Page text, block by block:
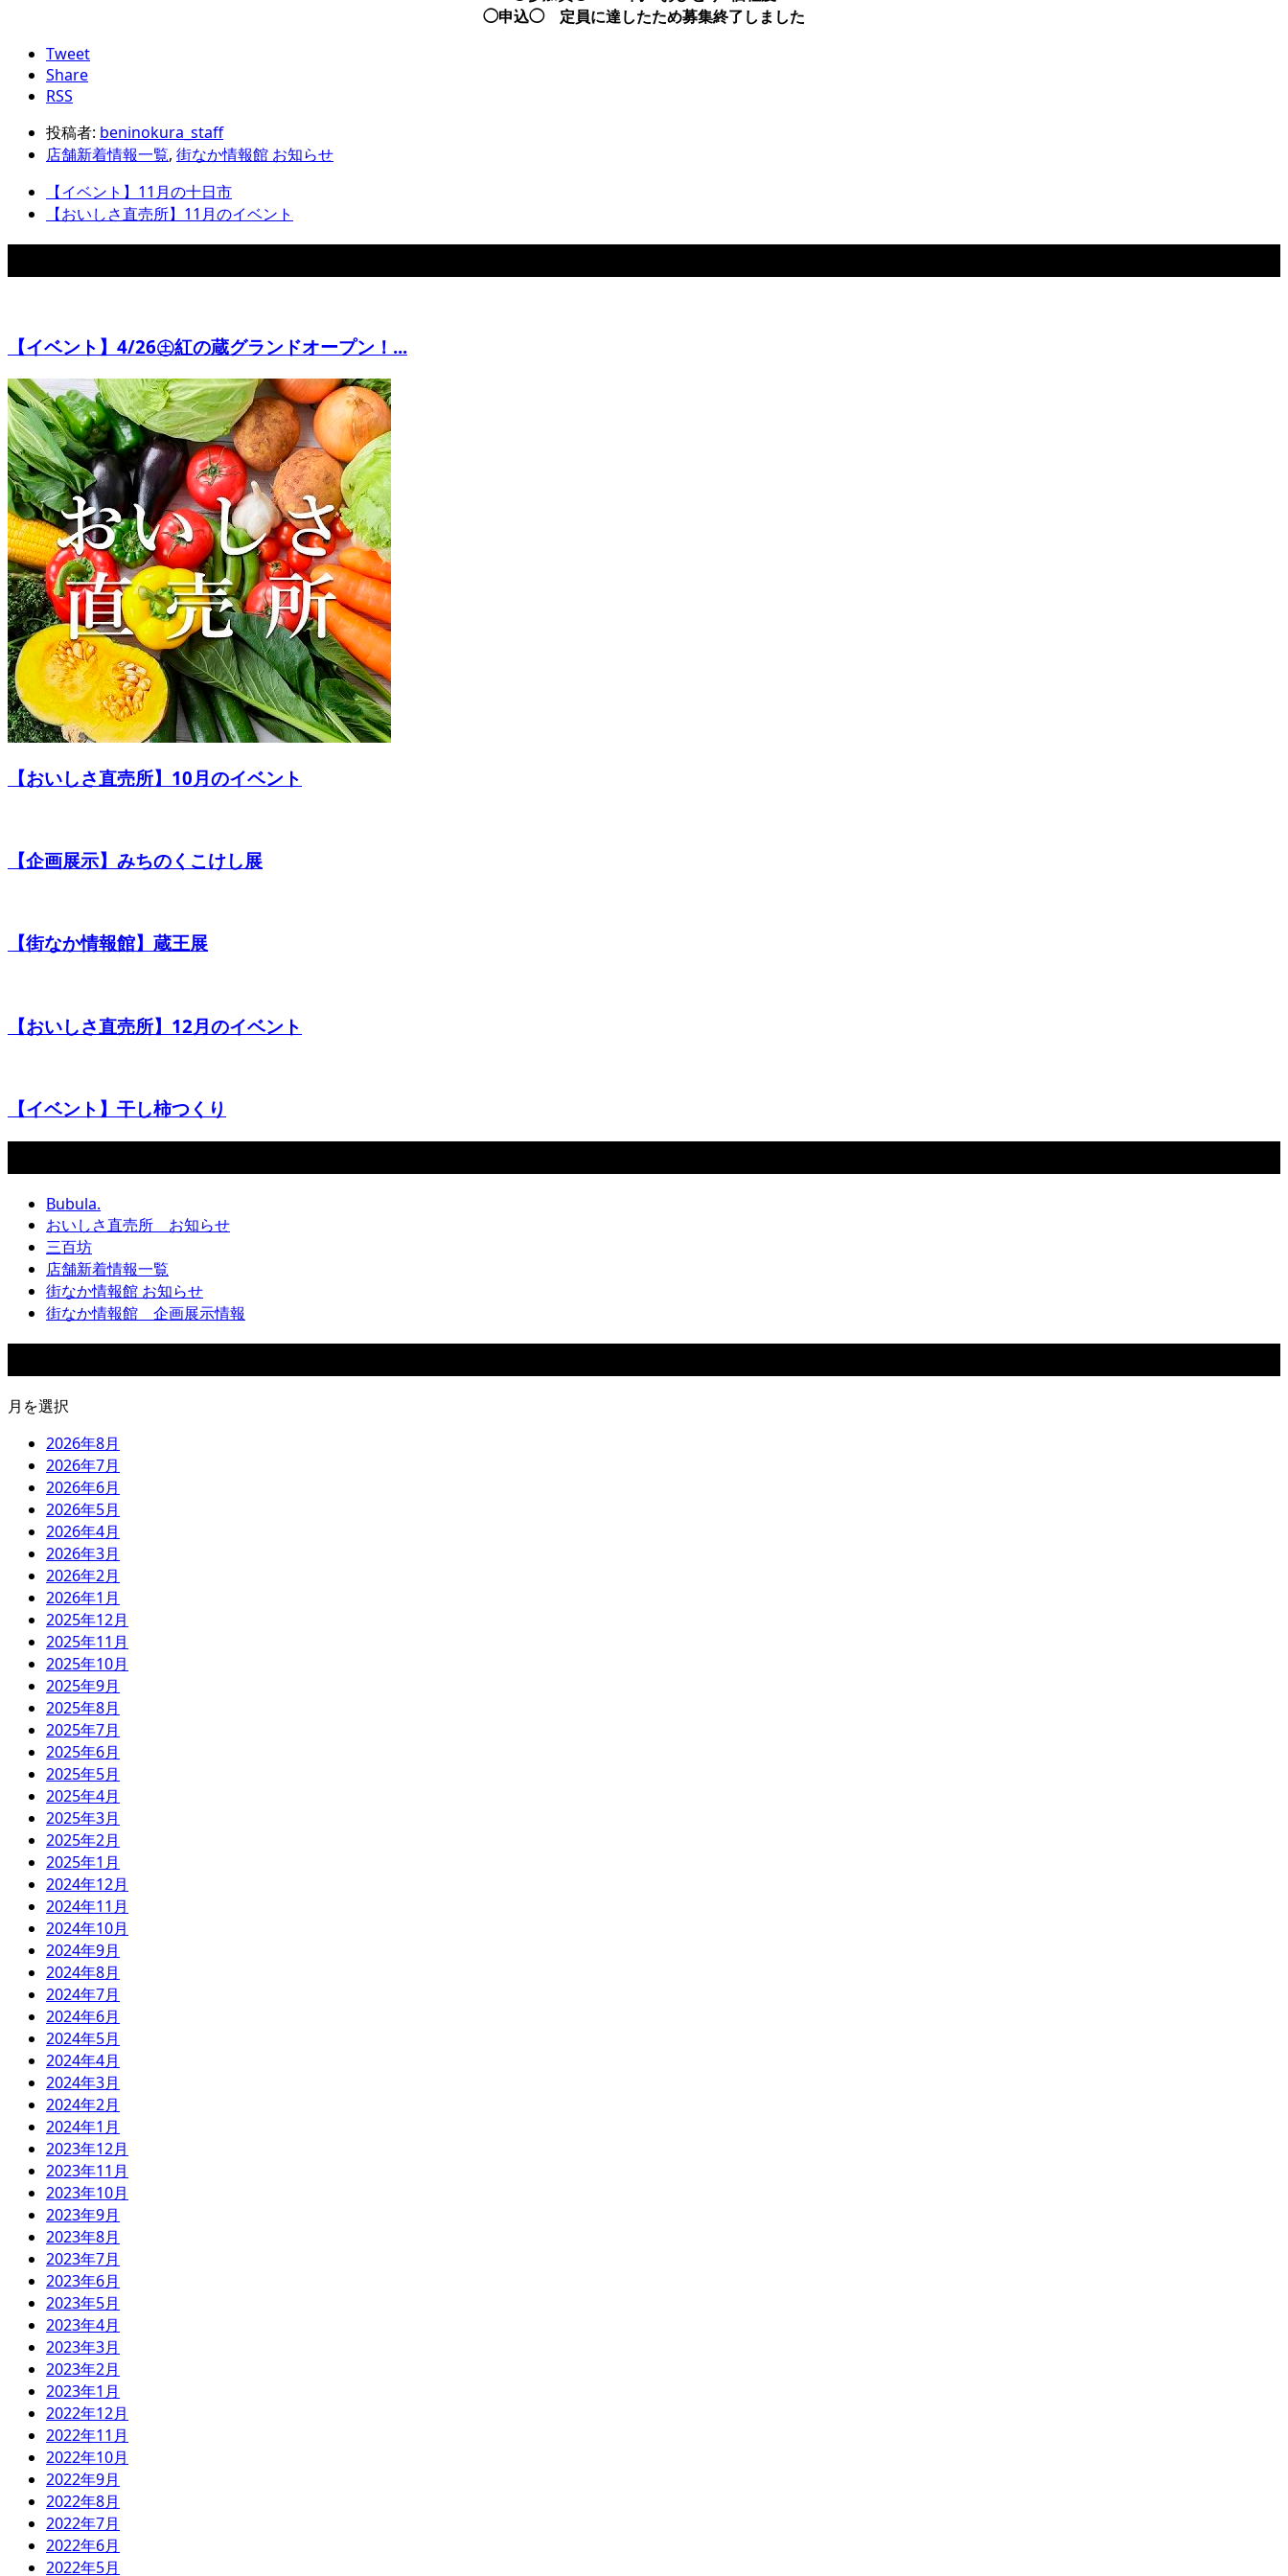
◯申込◯ 定員に達したため募集終了しました
Tweet
Share
RSS
投稿者: beninokura_staff
店舗新着情報一覧, 街なか情報館 お知らせ
【イベント】11月の十日市
【おいしさ直売所】11月のイベント
【イベント】4/26㊏紅の蔵グランドオープン！...
【おいしさ直売所】10月のイベント
【企画展示】みちのくこけし展
【街なか情報館】蔵王展
【おいしさ直売所】12月のイベント
【イベント】干し柿つくり
Bubula.
おいしさ直売所 お知らせ
三百坊
店舗新着情報一覧
街なか情報館 お知らせ
街なか情報館 企画展示情報
月を選択
2026年8月
2026年7月
2026年6月
2026年5月
2026年4月
2026年3月
2026年2月
2026年1月
2025年12月
2025年11月
2025年10月
2025年9月
2025年8月
2025年7月
2025年6月
2025年5月
2025年4月
2025年3月
2025年2月
2025年1月
2024年12月
2024年11月
2024年10月
2024年9月
2024年8月
2024年7月
2024年6月
2024年5月
2024年4月
2024年3月
2024年2月
2024年1月
2023年12月
2023年11月
2023年10月
2023年9月
2023年8月
2023年7月
2023年6月
2023年5月
2023年4月
2023年3月
2023年2月
2023年1月
2022年12月
2022年11月
2022年10月
2022年9月
2022年8月
2022年7月
2022年6月
2022年5月